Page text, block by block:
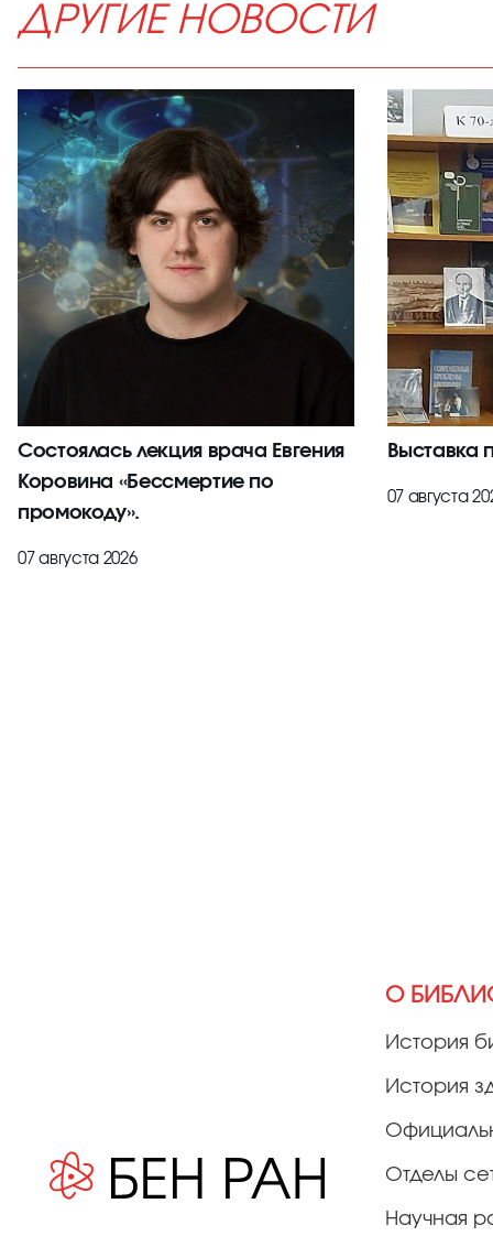
ДРУГИЕ НОВОСТИ
Состоялась лекция врача Евгения
Коровина «Бессмертие по
промокоду».
07 августа 2026
Выставка
07 августа
О
История
История
Отделы
Научная